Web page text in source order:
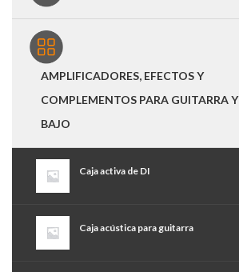
AMPLIFICADORES, EFECTOS Y
COMPLEMENTOS PARA GUITARRA Y
BAJO
Caja activa de DI
Caja acústica para guitarra